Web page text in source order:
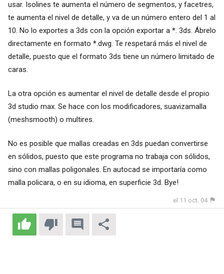
usar. Isolines te aumenta el número de segmentos, y facetres,
te aumenta el nivel de detalle, y va de un número entero del 1 al
10. No lo exportes a 3ds con la opción exportar a *. 3ds. Ábrelo
directamente en formato *.dwg. Te respetará más el nivel de
detalle, puesto que el formato 3ds tiene un número limitado de
caras.
La otra opción es aumentar el nivel de detalle desde el propio
3d studio max. Se hace con los modificadores, suavizamalla
(meshsmooth) o multires.
No es posible que mallas creadas en 3ds puedan convertirse
en sólidos, puesto que este programa no trabaja con sólidos,
sino con mallas poligonales. En autocad se importaría como
malla policara, o en su idioma, en superficie 3d. Bye!
el 11 oct. 04